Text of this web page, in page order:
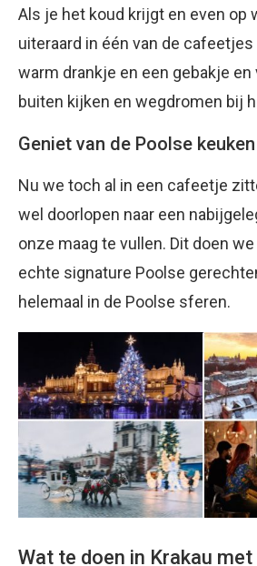
Als je het koud krijgt en even op
uiteraard in één van de
warm drankje en een gebakje
buiten kijken en wegdromen bij
Geniet van de Poolse keuken
Nu we toch al in een cafeetje
wel doorlopen naar een
onze maag te vullen. Dit doen
echte signature Poolse
helemaal in de Poolse sferen.
Wat te doen in Krakau met